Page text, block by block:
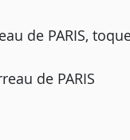
de PARIS, toque
de PARIS